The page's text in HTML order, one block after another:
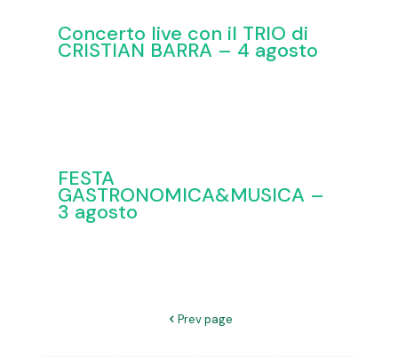
Concerto live con il TRIO di
CRISTIAN BARRA – 4 agosto
FESTA
GASTRONOMICA&MUSICA –
3 agosto
Prev page